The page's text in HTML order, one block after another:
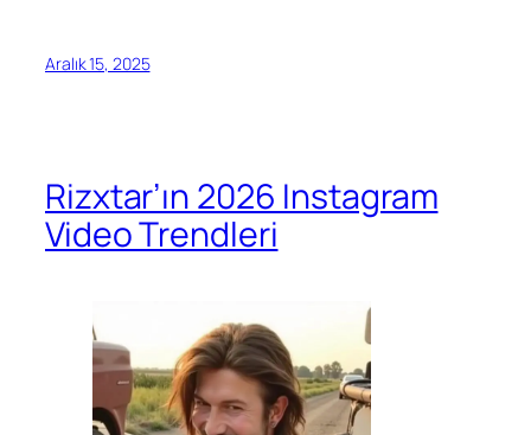
Aralık 15, 2025
Rizxtar’ın 2026 Instagram
Video Trendleri